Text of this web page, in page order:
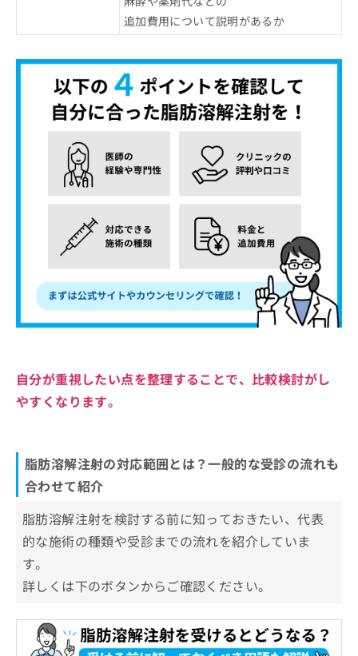
追加費用について説明があるか
自分が重視したい点を整理することで、比較検討がし
やすくなります。
脂肪溶解注射の対応範囲とは？一般的な受診の流れも
合わせて紹介
脂肪溶解注射を検討する前に知っておきたい、代表
的な施術の種類や受診までの流れを紹介していま
す。
詳しくは下のボタンからご確認ください。